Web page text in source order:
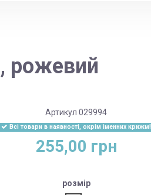
рожевий
Артикул 029994
Всі товари в наявності, окрім іменних крижм!
255,00 грн
розмір